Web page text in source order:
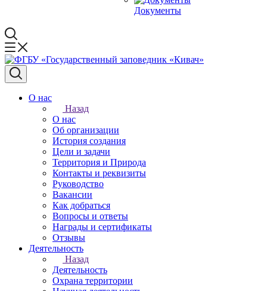
Документы
О нас
Назад
О нас
Об организации
История создания
Цели и задачи
Территория и Природа
Контакты и реквизиты
Руководство
Вакансии
Как добраться
Вопросы и ответы
Награды и сертификаты
Отзывы
Деятельность
Назад
Деятельность
Охрана территории